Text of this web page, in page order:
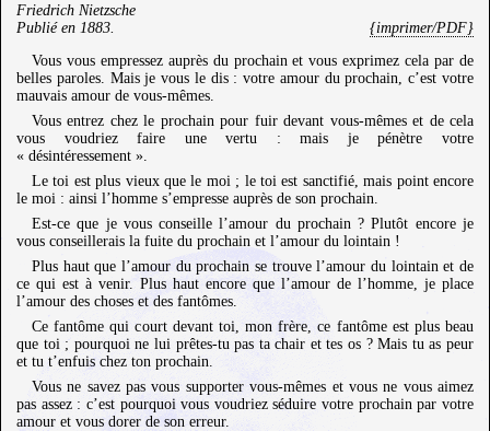
Friedrich Nietzsche
Publié en 1883
{imprimer/PDF}
Vous vous empressez auprès du prochain et vous exprimez cela par de
belles paroles. Mais je vous le dis : votre amour du prochain, c’est votre
mauvais amour de vous-mêmes.
Vous entrez chez le prochain pour fuir devant vous-mêmes et de cela
vous voudriez faire une vertu : mais je pénètre votre
« désintéressement ».
Le toi est plus vieux que le moi ; le toi est sanctifié, mais point encore
le moi : ainsi l’homme s’empresse auprès de son prochain.
Est-ce que je vous conseille l’amour du prochain ? Plutôt encore je
vous conseillerais la fuite du prochain et l’amour du lointain !
Plus haut que l’amour du prochain se trouve l’amour du lointain et de
ce qui est à venir. Plus haut encore que l’amour de l’homme, je place
l’amour des choses et des fantômes.
Ce fantôme qui court devant toi, mon frère, ce fantôme est plus beau
que toi ; pourquoi ne lui prêtes-tu pas ta chair et tes os ? Mais tu as peur
et tu t’enfuis chez ton prochain.
Vous ne savez pas vous supporter vous-mêmes et vous ne vous aimez
pas assez : c’est pourquoi vous voudriez séduire votre prochain par votre
amour et vous dorer de son erreur.